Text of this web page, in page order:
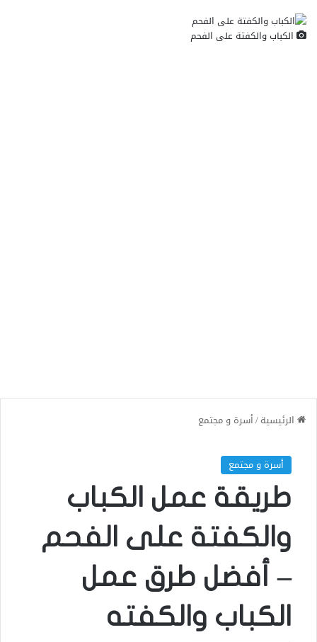
الكباب والكفتة على الفحم
الرئيسية/أسرة و مجتمع
أسرة و مجتمع
طريقة عمل الكباب
والكفتة على الفحم
– أفضل طرق عمل
الكباب والكفته